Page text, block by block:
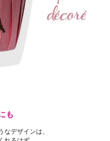
も
デザインは、